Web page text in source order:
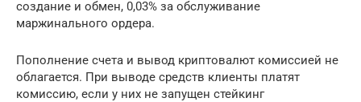
создание и обмен, 0,03% за обслуживание
маржинального ордера.
Пополнение счета и вывод криптовалют комиссией не
облагается. При выводе средств клиенты платят
комиссию, если у них не запущен стейкинг